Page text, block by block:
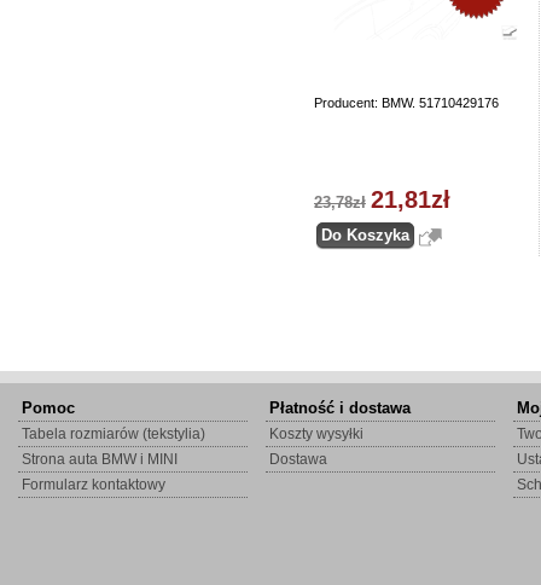
Producent: BMW. 51710429176
23,78zł 21,81zł
Pomoc
Tabela rozmiarów (tekstylia)
Strona auta BMW i MINI
Formularz kontaktowy
Płatność i dostawa
Koszty wysyłki
Dostawa